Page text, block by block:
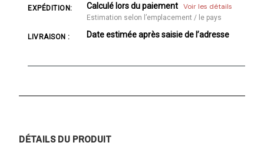
EXPÉDITION: Calculé lors du paiement Voir les détails
Estimation selon l’emplacement / le pays
LIVRAISON : Date estimée après saisie de l’adresse
DÉTAILS DU PRODUIT